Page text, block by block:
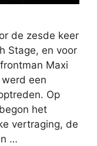
de zesde keer
Stage, en voor
Maxi
een
Op
het
vertraging, de
…